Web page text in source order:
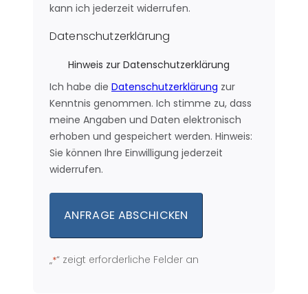
„*“ zeigt erforderliche Felder an
kann ich jederzeit widerrufen.
Datenschutzerklärung
Hinweis zur Datenschutzerklärung
Ich habe die Datenschutzerklärung zur
Kenntnis genommen. Ich stimme zu, dass
meine Angaben und Daten elektronisch
erhoben und gespeichert werden. Hinweis:
Sie können Ihre Einwilligung jederzeit
widerrufen.
Alternative: